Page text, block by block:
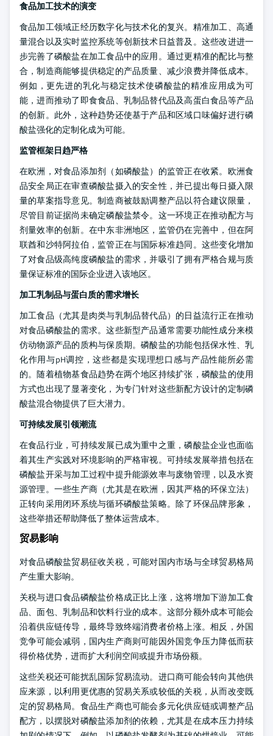
食品加工技术的演变
食品加工领域正经历数字化与技术化的复兴。精准加工、高通
量混合以及实时监控系统等创新技术日益普及。这些改进进一
步完善了磷酸盐在加工食品中的应用。通过更精准的配比与整
合，制造商能够提供稳定的产品质量、减少浪费并降低成本。
例如，更先进的乳化与稳定技术使磷酸盐的精准应用成为可
能，进而推动了即食食品、乳制品替代品及高蛋白食品等产品
的创新。此外，这种趋势还使基于产品和区域口味偏好进行磷
酸盐强化的定制化成为可能。
监管框架日趋严格
在欧洲，对食品添加剂（如磷酸盐）的监管正在收紧。欧洲食
品安全局正在审查磷酸盐摄入的安全性，并已提出每日摄入限
量的草案指导意见。制造商被鼓励调整产品以符合建议限量，
尽管目前证据尚未确定磷酸盐禁令。这一环境正在推动配方与
剂量效率的创新。在中东非洲地区，监管仍在完善中，但在阿
联酋和沙特阿拉伯，监管正在与国际标准趋同。这些变化增加
了对食品级高纯度磷酸盐的需求，并吸引了拥有严格合规与质
量保证标准的国际企业进入该地区。
加工乳制品与蛋白质的需求增长
加工食品（尤其是肉类与乳制品替代品）的日益流行正在推动
对食品磷酸盐的需求。这些新型产品通常需要功能性成分来模
仿动物源产品的质构与保质期。磷酸盐的功能包括保水性、乳
化作用与pH调控，这些都是实现理想口感与产品性能所必需
的。随着植物基食品趋势在两个地区持续扩张，磷酸盐的使用
方式也出现了显著变化，为专门针对这些新配方设计的定制磷
酸盐混合物提供了巨大潜力。
可持续发展引领潮流
在食品行业，可持续发展已成为重中之重，磷酸盐企业也面临
着其生产实践对环境影响的严格审视。可持续发展举措包括在
磷酸盐开采与加工过程中提升能源效率与废物管理，以及水资
源管理。一些生产商（尤其是在欧洲，因其严格的环保立法）
正转向采用闭环系统与循环磷酸盐策略。除了环保品牌形象，
这些举措还帮助降低了整体运营成本。
贸易影响
对食品磷酸盐贸易征收关税，可能对国内市场与全球贸易格局
产生重大影响。
关税与进口食品磷酸盐价格成正比上涨，这将增加下游加工食
品、面包、乳制品和饮料行业的成本。这部分额外成本可能会
沿着供应链传导，最终导致终端消费者价格上涨。相反，外国
竞争可能会减弱，国内生产商则可能因外国竞争压力降低而获
得价格优势，进而扩大利润空间或提升市场份额。
这些关税还可能扰乱国际贸易流动。进口商可能会转向其他供
应来源，以利用更优惠的贸易关系或较低的关税，从而改变既
定的贸易格局。食品生产商也可能会多元化供应链或调整产品
配方，以摆脱对磷酸盐添加剂的依赖，尤其是在成本压力持续